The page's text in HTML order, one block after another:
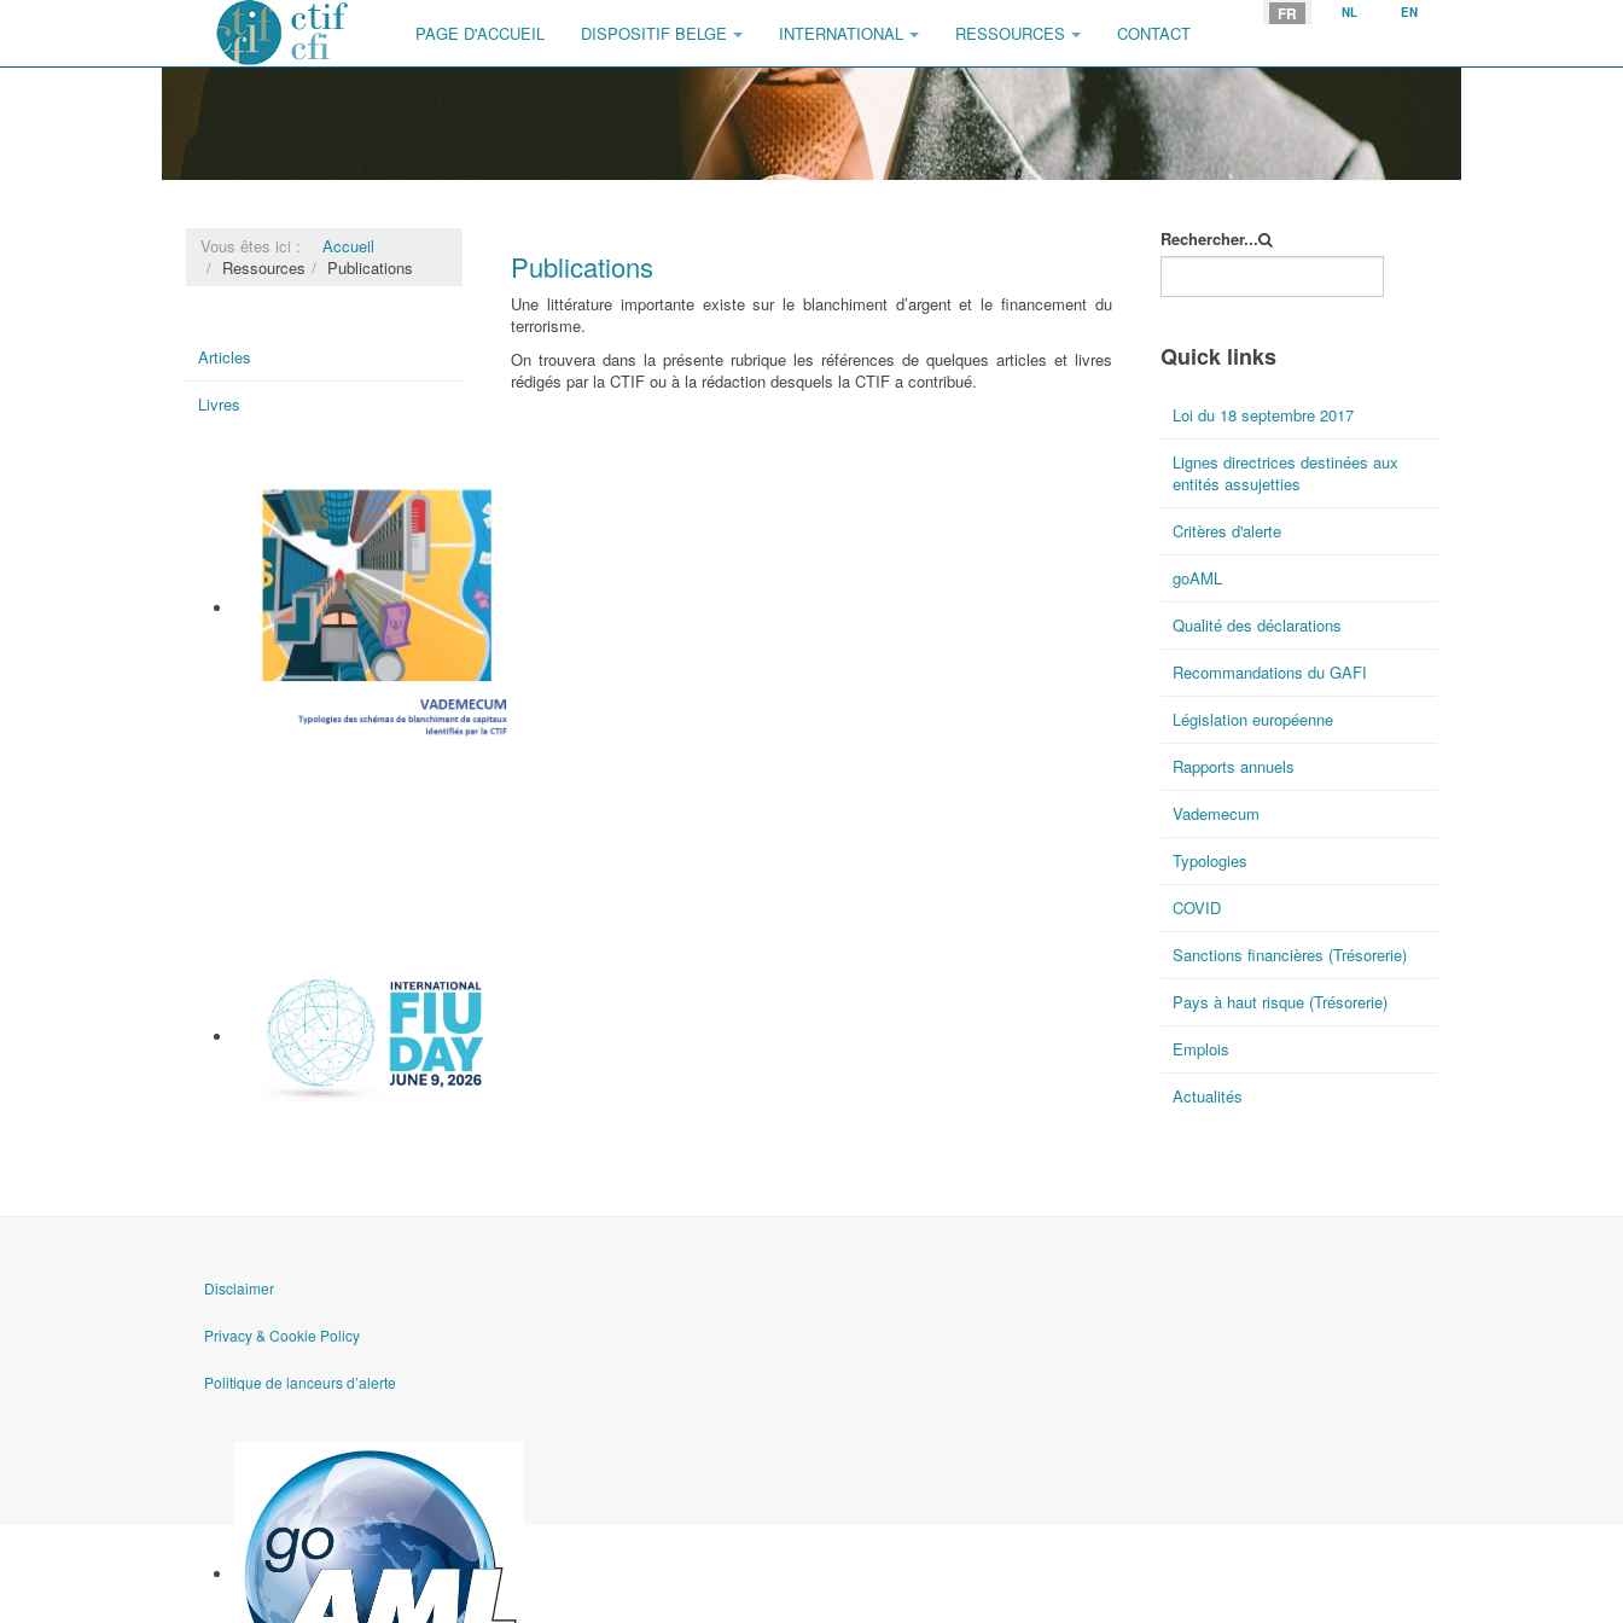
Sélectionnez votre langue
FR NL EN
PAGE D'ACCUEIL DISPOSITIF BELGE INTERNATIONAL RESSOURCES CONTACT
Publications
Une littérature importante existe sur le blanchiment d’argent et le financement du
terrorisme.
On trouvera dans la présente rubrique les références de quelques articles et livres
rédigés par la CTIF ou à la rédaction desquels la CTIF a contribué.
Vous êtes ici :
Accueil
Ressources
Publications
Articles
Livres
Rechercher...
Quick links
Loi du 18 septembre 2017
Lignes directrices destinées aux
entités assujetties
Critères d'alerte
goAML
Qualité des déclarations
Recommandations du GAFI
Législation européenne
Rapports annuels
Vademecum
Typologies
COVID
Sanctions financières (Trésorerie)
Pays à haut risque (Trésorerie)
Emplois
Actualités
Disclaimer
Privacy & Cookie Policy
Politique de lanceurs d’alerte